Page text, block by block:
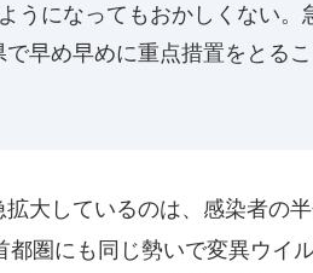
うになってもおかしくない。
早め早めに重点措置をとる
大しているのは、感染者の
圏にも同じ勢いで変異ウイ